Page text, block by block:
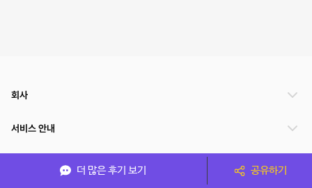
더 많은 후기 보기 공유하기
회사
서비스 안내